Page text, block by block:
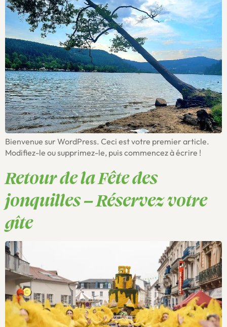
Bienvenue sur WordPress. Ceci est votre premier article.
Modifiez-le ou supprimez-le, puis commencez à écrire !
Retour de la Fête des
jonquilles – Réservez votre
gîte